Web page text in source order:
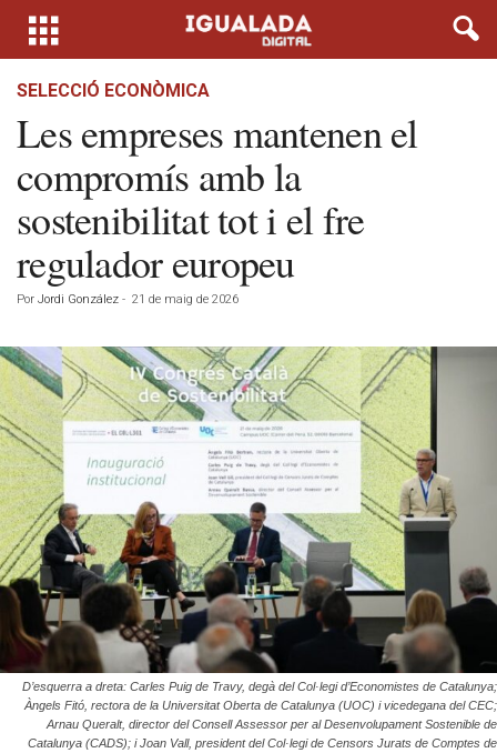
SELECCIÓ ECONÒMICA
Les empreses mantenen el
compromís amb la
sostenibilitat tot i el fre
regulador europeu
Por Jordi González - 21 de maig de 2026
D’esquerra a dreta: Carles Puig de Travy, degà del Col·legi d’Economistes de Catalunya;
Àngels Fitó, rectora de la Universitat Oberta de Catalunya (UOC) i vicedegana del CEC;
Arnau Queralt, director del Consell Assessor per al Desenvolupament Sostenible de
Catalunya (CADS); i Joan Vall, president del Col·legi de Censors Jurats de Comptes de